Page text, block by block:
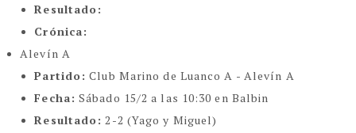
Resultado:
Crónica:
Alevín A
Partido: Club Marino de Luanco A - Alevín A
Fecha: Sábado 15/2 a las 10:30 en Balbin
Resultado: 2-2 (Yago y Miguel)